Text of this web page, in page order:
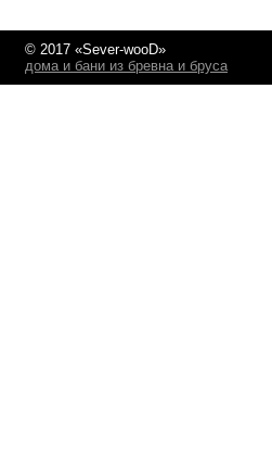
© 2017 «Sever-wooD»
дома и бани из бревна и бруса